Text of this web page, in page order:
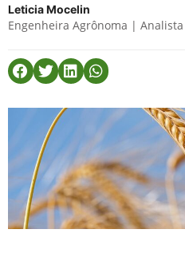
Leticia Mocelin
Engenheira Agrônoma |